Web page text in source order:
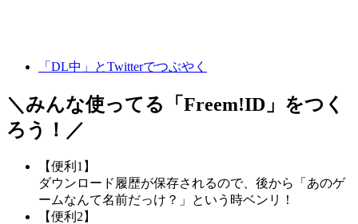
「DL中」とTwitterでつぶやく
＼みんな使ってる「 Freem!ID 」をつく
ろう！／
【便利1】
ダウンロード履歴が保存されるので、後から「あのゲ
ームなんて名前だっけ？」という時ベンリ！
【便利2】